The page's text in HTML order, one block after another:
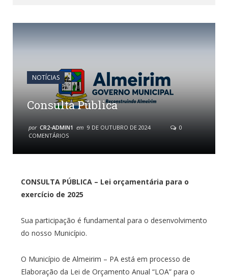
NOTÍCIAS
Consulta Pública
por CR2-ADMIN1 em 9 DE OUTUBRO DE 2024
0
COMENTÁRIOS
CONSULTA PÚBLICA – Lei orçamentária para o
exercício de 2025
Sua participação é fundamental para o desenvolvimento
do nosso Município.
O Município de Almeirim – PA está em processo de
Elaboração da Lei de Orçamento Anual “LOA” para o